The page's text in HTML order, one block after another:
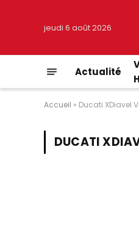
jeudi 6 août 2026
Actualité
Accueil » Ducati XDiavel
DUCATI